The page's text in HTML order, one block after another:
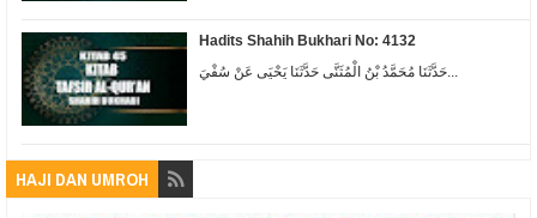
Hadits Shahih Bukhari No: 4132
حَدَّثَنَا مُحَمَّدُ بْنُ الْمُثَنَّى حَدَّثَنَا يَحْيَى عَنْ سُفْيَ...
HAJI DAN UMROH